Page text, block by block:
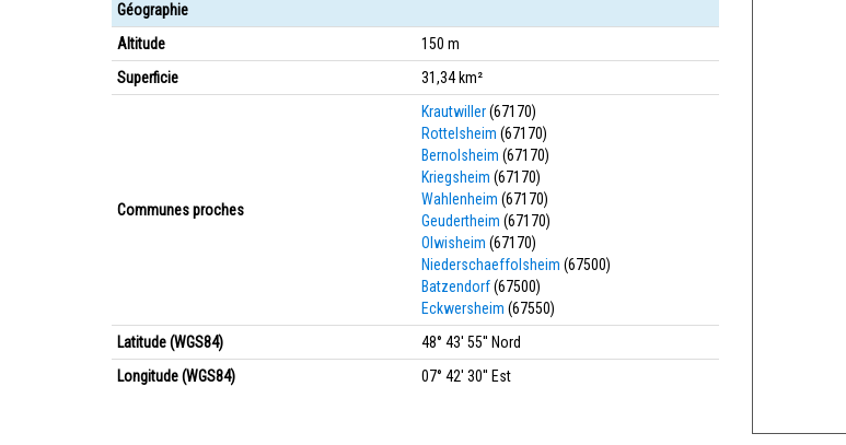
Géographie
Altitude
150 m
Superficie
31,34 km²
Communes proches
Krautwiller(67170)
Rottelsheim (67170)
Bernolsheim (67170)
Kriegsheim (67170)
Wahlenheim (67170)
Geudertheim (67170)
Olwisheim (67170)
Niederschaeffolsheim (67500)
Batzendorf(67500)
Eckwersheim (67550)
Latitude (WGS84)
48° 43' 55'' Nord
Longitude (WGS84)
07° 42' 30'' Est